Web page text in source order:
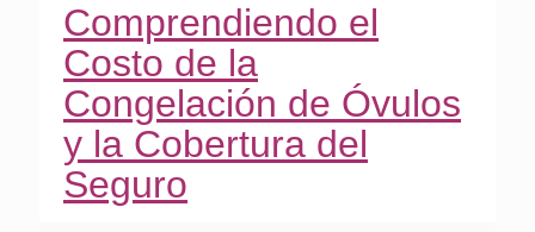
Comprendiendo el
Costo de la
Congelación de Óvulos
y la Cobertura del
Seguro